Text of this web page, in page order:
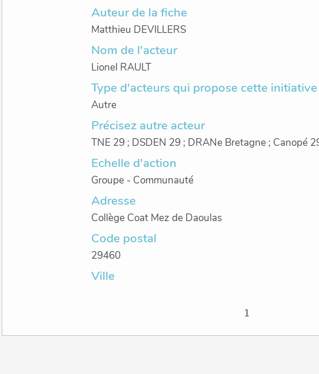
Auteur de la fiche
Matthieu DEVILLERS
Nom de l'acteur
Lionel RAULT
Type d'acteurs qui propose cette initiative
Autre
Précisez autre acteur
TNE 29 ; DSDEN 29 ; DRANe Bretagne ; Canopé
Echelle d'action
Groupe - Communauté
Adresse
Collège Coat Mez de Daoulas
Code postal
29460
Ville